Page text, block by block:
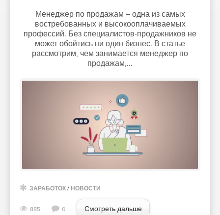
Менеджер по продажам – одна из самых
востребованных и высокооплачиваемых
профессий. Без специалистов-продажников не
может обойтись ни один бизнес. В статье
рассмотрим, чем занимается менеджер по
продажам,...
ЗАРАБОТОК / НОВОСТИ
885 0 Смотреть дальше